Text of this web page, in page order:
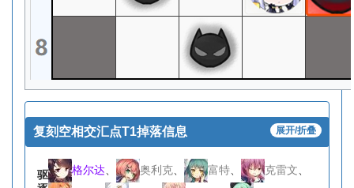
复刻空相交汇点T1掉落信息 展开/折叠
驱
格尔达 奥利克 富特 克雷文